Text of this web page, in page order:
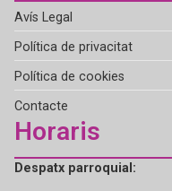
Avís Legal
Política de privacitat
Política de cookies
Contacte
Horaris
Despatx parroquial: